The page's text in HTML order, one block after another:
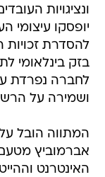
ונציגויות
יופסקו עיצומי
להסדרת
לחברה נפרדת
ושמירה על
המתווה הובל
אברמוביץ מטעם
האינטרנט